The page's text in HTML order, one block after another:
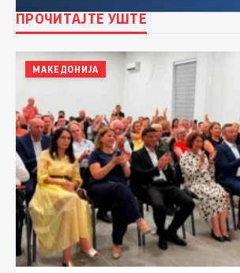
ПРОЧИТАЈТЕ УШТЕ
МАКЕДОНИЈА